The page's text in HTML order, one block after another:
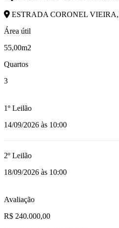
ESTRADA CORONEL
Área útil
55,00m2
Quartos
3
1º Leilão
14/09/2026 às 10:00
2º Leilão
18/09/2026 às 10:00
Avaliação
R$ 240.000,00